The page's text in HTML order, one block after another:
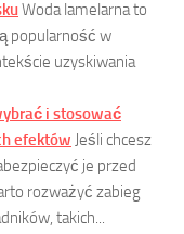
Woda lamelarna to
popularność w
uzyskiwania
i stosować
efektów Jeśli chcesz
je przed
rozważyć zabieg
takich...